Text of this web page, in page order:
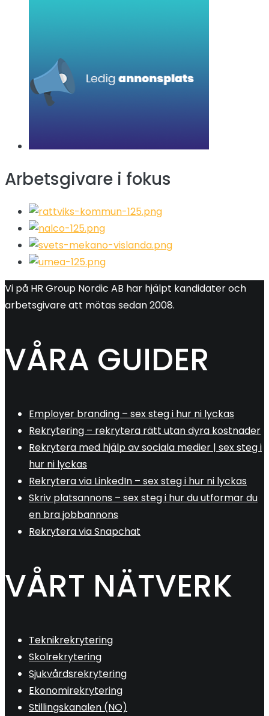
Arbetsgivare i fokus
Vi på HR Group Nordic AB har hjälpt kandidater och
arbetsgivare att mötas sedan 2008.
VÅRA GUIDER
Employer branding – sex steg i hur ni lyckas
Rekrytering – rekrytera rätt utan dyra kostnader
Rekrytera med hjälp av sociala medier | sex steg i
hur ni lyckas
Rekrytera via LinkedIn – sex steg i hur ni lyckas
Skriv platsannons – sex steg i hur du utformar du
en bra jobbannons
Rekrytera via Snapchat
VÅRT NÄTVERK
Teknikrekrytering
Skolrekrytering
Sjukvårdsrekrytering
Ekonomirekrytering
Stillingskanalen (NO)